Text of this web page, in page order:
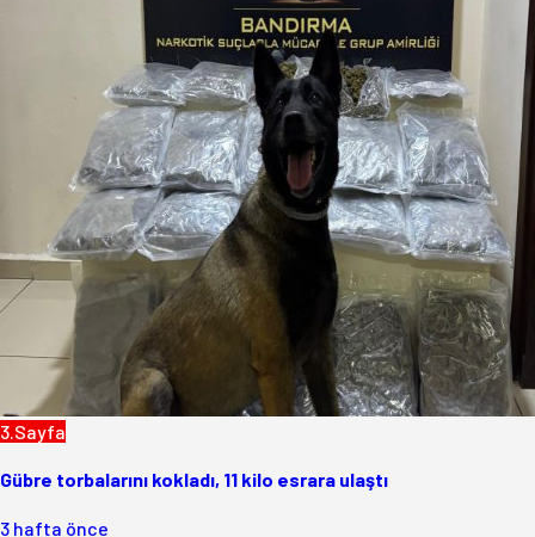
3.Sayfa
Gübre torbalarını kokladı, 11 kilo esrara ulaştı
3 hafta önce